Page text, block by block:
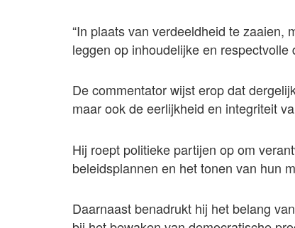
“In plaats van verdeeldheid te zaaien,
leggen op inhoudelijke en respectvolle
De commentator wijst erop dat
maar ook de eerlijkheid en integriteit
Hij roept politieke partijen op om
beleidsplannen en het tonen van hun
Daarnaast benadrukt hij het belang